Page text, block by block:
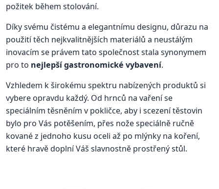
požitek během stolování.
Díky svému čistému a elegantnímu designu, důrazu na
použití těch nejkvalitnějších materiálů a neustálým
inovacím se právem tato společnost stala synonymem
pro to nejlepší gastronomické vybavení.
Vzhledem k širokému spektru nabízených produktů si
vybere opravdu každý. Od hrnců na vaření se
speciálním těsněním v pokličce, aby i scezení těstovin
bylo pro Vás potěšením, přes nože speciálně ručně
kované z jednoho kusu oceli až po mlýnky na koření,
které hravě doplní Váš slavnostně prostřený stůl.